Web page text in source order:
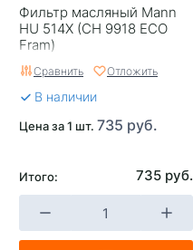
Фильтр масляный Mann
HU 514X (CH 9918 ECO
Fram)
Сравнить Отложить
В наличии
Цена за 1 шт. 735 руб.
Итого: 735 руб.